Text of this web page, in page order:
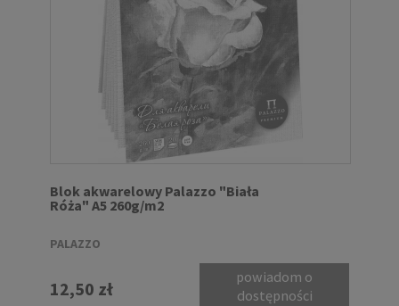
Blok akwarelowy Palazzo "Biała
Róża" A5 260g/m2
PALAZZO
12,50 zł
powiadom o
dostępności